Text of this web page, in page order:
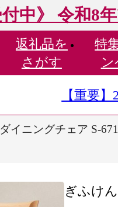
付中》 令和8
返礼品を
さがす
特
ン
【重要
ダイニングチェア S-
ぎふけ